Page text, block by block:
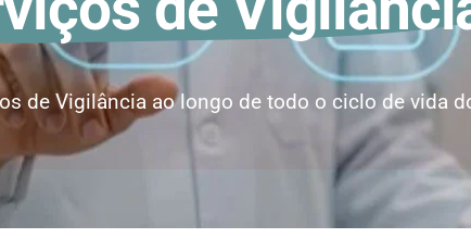
de Vigilância ao longo de todo o ciclo de vida